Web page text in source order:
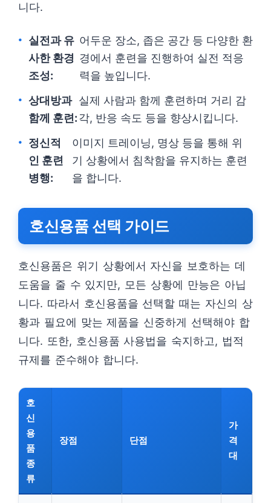
니다.
실전과 유
사한 환경
조성:
어두운 장소, 좁은 공간 등 다양한 환
경에서 훈련을 진행하여 실전 적응
력을 높입니다.
상대방과
함께 훈련:
실제 사람과 함께 훈련하며 거리 감
각, 반응 속도 등을 향상시킵니다.
정신적
인 훈련
병행:
이미지 트레이닝, 명상 등을 통해 위
기 상황에서 침착함을 유지하는 훈련
을 합니다.
호신용품 선택 가이드
호신용품은 위기 상황에서 자신을 보호하는 데
도움을 줄 수 있지만, 모든 상황에 만능은 아닙
니다. 따라서 호신용품을 선택할 때는 자신의 상
황과 필요에 맞는 제품을 신중하게 선택해야 합
니다. 또한, 호신용품 사용법을 숙지하고, 법적
규제를 준수해야 합니다.
호
신
용
품
종
류
장점 단점
가
격
대